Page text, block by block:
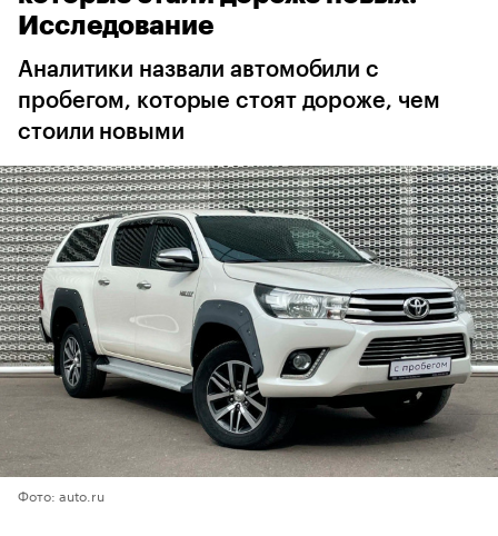
Исследование
Аналитики назвали автомобили с
пробегом, которые стоят дороже, чем
стоили новыми
Фото: auto.ru